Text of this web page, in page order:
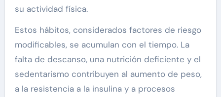
su actividad física.
Estos hábitos, considerados factores de riesgo
modificables, se acumulan con el tiempo. La
falta de descanso, una nutrición deficiente y el
sedentarismo contribuyen al aumento de peso,
a la resistencia a la insulina y a procesos